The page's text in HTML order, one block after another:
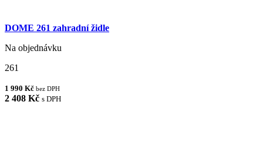
DOME 261 zahradní židle
Na objednávku
261
1 990 Kč bez DPH
2 408 Kč s DPH